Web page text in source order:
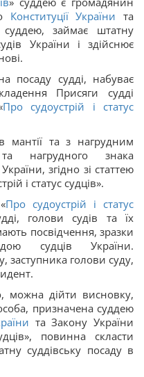
Конституції України та
займає штатну
України і здійснює
посаду судді, набуває
Присяги судді
Про судоустрій і статус
мантії та з нагрудним
нагрудного знака
згідно зі статтею
і статус судців».
Про судоустрій і статус
голови судів та їх
посвідчення, зразки
судців України.
заступника голови суду,
можна дійти висновку,
призначена суддею
та Закону України
повинна скласти
суддівську посаду в